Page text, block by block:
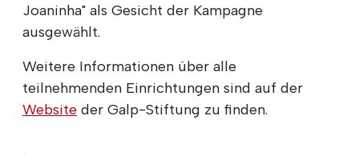
Joaninha" als Gesicht der Kampagne
ausgewählt.
Weitere Informationen über alle
teilnehmenden Einrichtungen sind auf der
Website der Galp-Stiftung zu finden.